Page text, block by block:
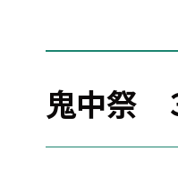
鬼中祭